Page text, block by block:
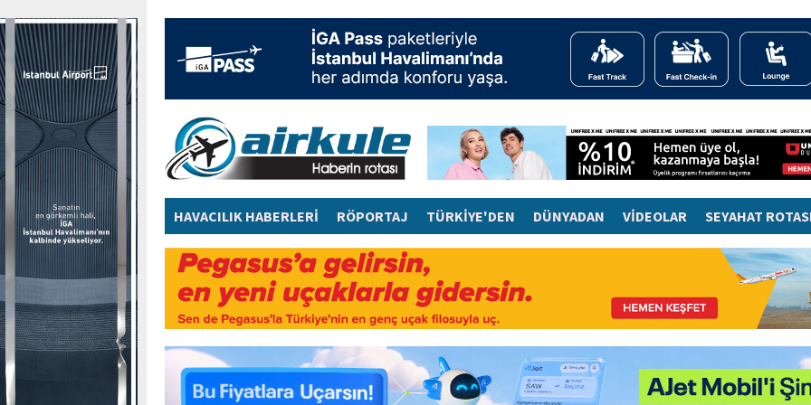
HAVACILIK HABERLERİ RÖPORTAJ TÜRKİYE'DEN DÜNYADAN VİDEOLAR SEYAHAT